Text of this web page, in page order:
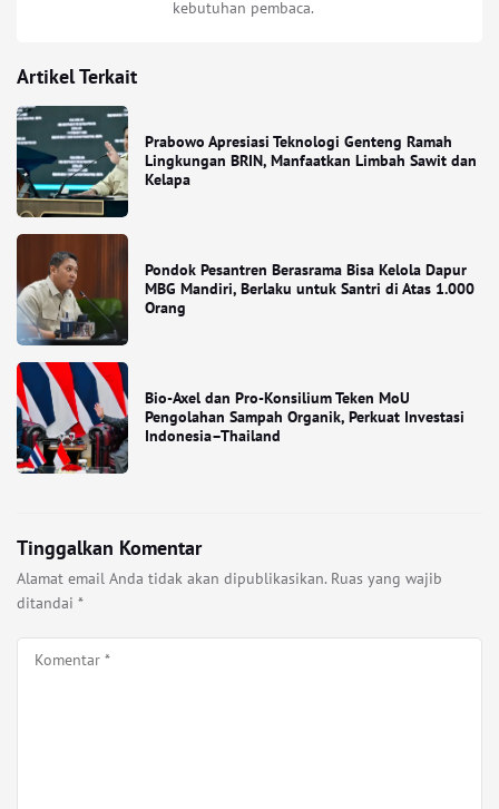
kebutuhan pembaca.
Artikel Terkait
Prabowo Apresiasi Teknologi Genteng Ramah
Lingkungan BRIN, Manfaatkan Limbah Sawit dan
Kelapa
Pondok Pesantren Berasrama Bisa Kelola Dapur
MBG Mandiri, Berlaku untuk Santri di Atas 1.000
Orang
Bio-Axel dan Pro-Konsilium Teken MoU
Pengolahan Sampah Organik, Perkuat Investasi
Indonesia–Thailand
Tinggalkan Komentar
Alamat email Anda tidak akan dipublikasikan. Ruas yang wajib
ditandai *